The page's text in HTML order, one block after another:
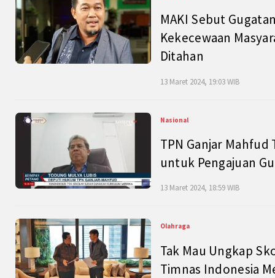
MAKI Sebut
Kekecewaan
Ditahan
13 Maret 2024, 19:03 WIB
Nasional
TPN Ganjar
untuk Pengajuan
13 Maret 2024, 18:59 WIB
Olahraga
Tak Mau Ungkap
Timnas Indonesia